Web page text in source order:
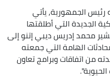
الجمهورية, يأتي
الجديدة التي أطلقتها
محمد إدريس ديبي إتنو إلى
ونتائج المحادثات الهامة التي جمعته
من اتفاقات وبرامج تعاون